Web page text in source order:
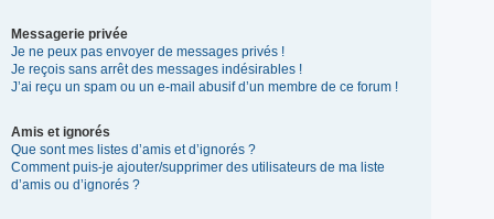
Messagerie privée
Je ne peux pas envoyer de messages privés !
Je reçois sans arrêt des messages indésirables !
J’ai reçu un spam ou un e-mail abusif d’un membre de ce forum !
Amis et ignorés
Que sont mes listes d’amis et d’ignorés ?
Comment puis-je ajouter/supprimer des utilisateurs de ma liste
d’amis ou d’ignorés ?